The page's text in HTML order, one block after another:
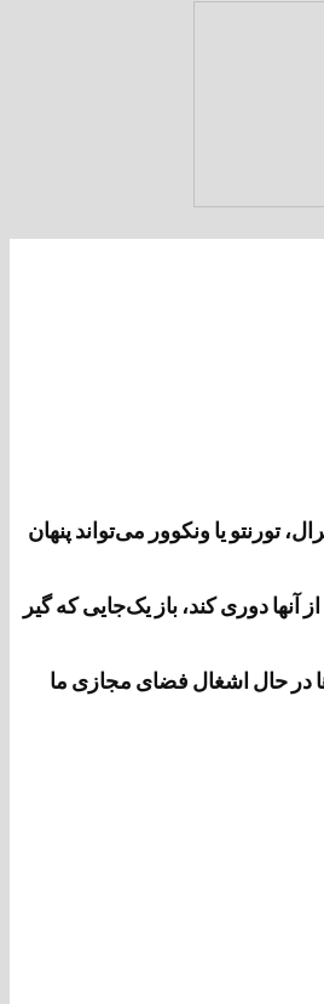
تورنتو یا ونکوور می‌تواند پنهان
دوری کند، باز یک‌جایی که گیر
در حال اشغال فضای مجازی ما